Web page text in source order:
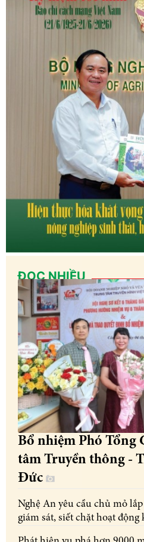
ĐỌC NHIỀU
Bổ nhiệm Phó Tổng
tâm Truyền thông -
Đức
Nghệ An yêu cầu chủ mỏ
giám sát, siết chặt hoạt